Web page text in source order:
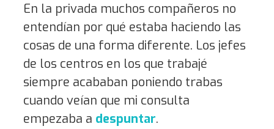
En la privada muchos compañeros no
entendían por qué estaba haciendo las
cosas de una forma diferente. Los jefes
de los centros en los que trabajé
siempre acababan poniendo trabas
cuando veían que mi consulta
empezaba a despuntar.